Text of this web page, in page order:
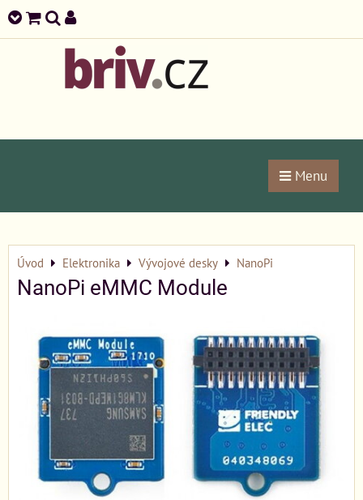
Menu
Úvod Elektronika Vývojové desky NanoPi
NanoPi eMMC Module